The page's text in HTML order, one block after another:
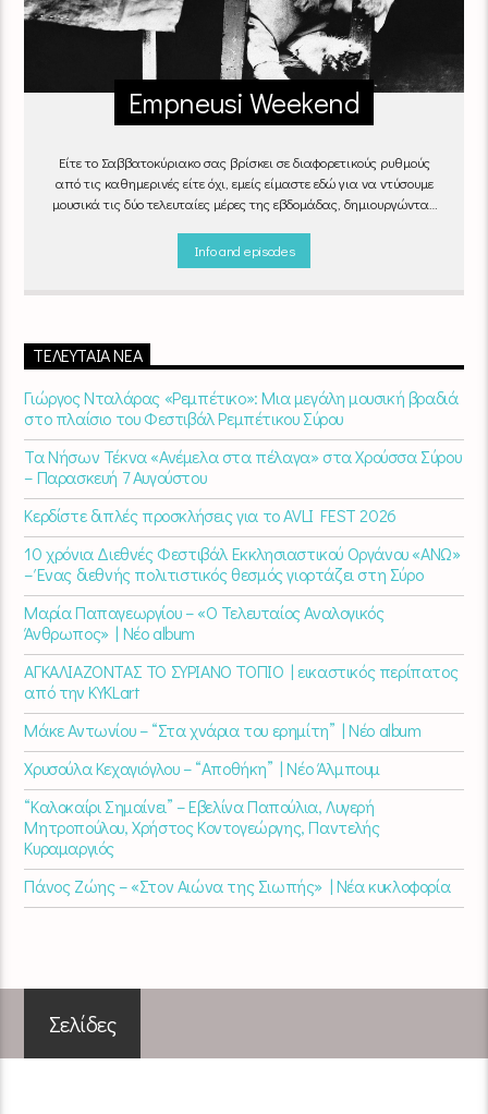
Empneusi Weekend
Είτε το Σαββατοκύριακο σας βρίσκει σε διαφορετικούς ρυθμούς
από τις καθημερινές είτε όχι, εμείς είμαστε εδώ για να ντύσουμε
μουσικά τις δύο τελευταίες μέρες της εβδομάδας, δημιουργώντας
Info and episodes
ΤΕΛΕΥΤΑΊΑ ΝΈΑ
Γιώργος Νταλάρας «Ρεμπέτικο»: Μια μεγάλη μουσική βραδιά
στο πλαίσιο του Φεστιβάλ Ρεμπέτικου Σύρου
Τα Νήσων Τέκνα «Ανέμελα στα πέλαγα» στα Χρούσσα Σύρου
– Παρασκευή 7 Αυγούστου
Κερδίστε διπλές προσκλήσεις για το AVLI FEST 2026
10 χρόνια Διεθνές Φεστιβάλ Εκκλησιαστικού Οργάνου «ΑΝΩ»
– Ένας διεθνής πολιτιστικός θεσμός γιορτάζει στη Σύρο​
Μαρία Παπαγεωργίου – «Ο Τελευταίος Αναλογικός
Άνθρωπος» | Νέο album
ΑΓΚΑΛΙΑΖΟΝΤΑΣ ΤΟ ΣΥΡΙΑΝΟ ΤΟΠΙΟ | εικαστικός περίπατος
από την KYKLart
Μάκε Αντωνίου – “Στα χνάρια του ερημίτη” | Νέο album
Χρυσούλα Κεχαγιόγλου – “Αποθήκη” | Νέο Άλμπουμ
“Καλοκαίρι Σημαίνει” – Εβελίνα Παπούλια, Λυγερή
Μητροπούλου, Χρήστος Κοντογεώργης, Παντελής
Κυραμαργιός
Πάνος Ζώης – «Στον Αιώνα της Σιωπής» | Νέα κυκλοφορία
Σελίδες